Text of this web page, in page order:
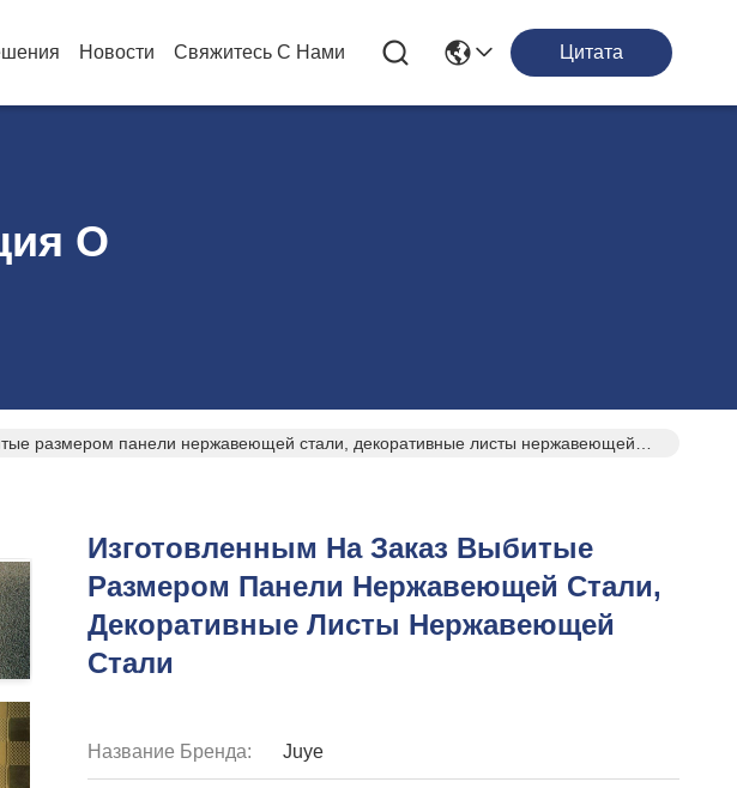
Новости Свяжитесь С Нами Цитата
О
размером панели нержавеющей стали, декоративные листы нержавеющей
Изготовленным На Заказ Выбитые
Размером Панели Нержавеющей Стали,
Декоративные Листы Нержавеющей
Стали
Название Бренда: Juye